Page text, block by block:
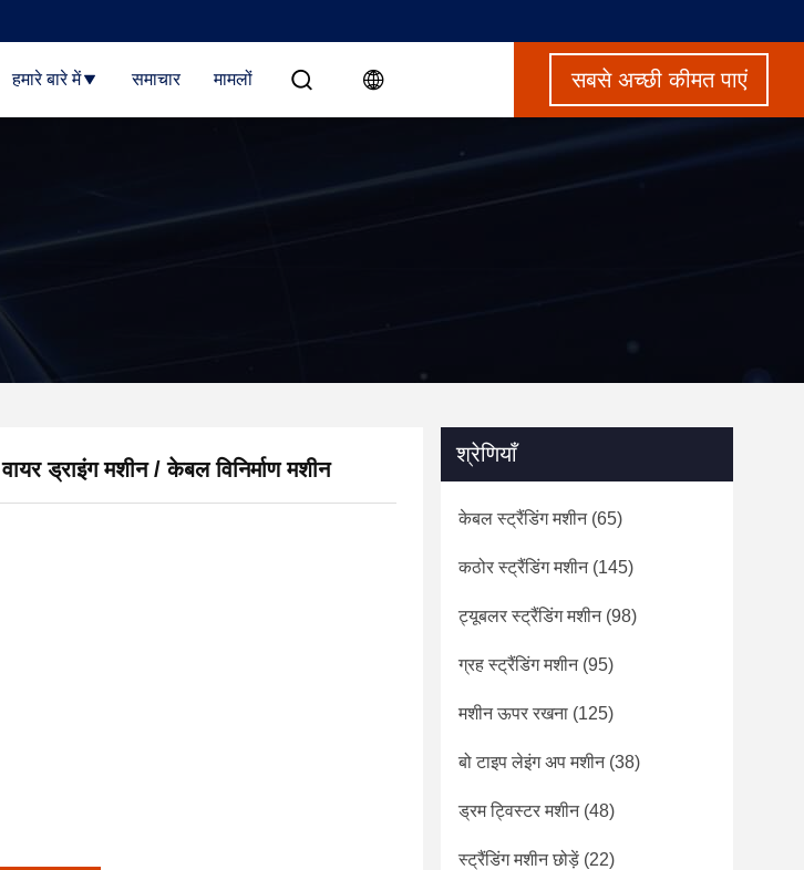
हमारे बारे में समाचार मामलों सबसे अच्छी कीमत पाएं
ड्राइंग मशीन / केबल विनिर्माण मशीन
श्रेणियाँ
केबल स्ट्रैंडिंग मशीन(65)
कठोर स्ट्रैंडिंग मशीन(145)
ट्यूबलर स्ट्रैंडिंग मशीन(98)
ग्रह स्ट्रैंडिंग मशीन(95)
मशीन ऊपर रखना (125)
बो टाइप लेइंग अप मशीन(38)
ड्रम ट्विस्टर मशीन(48)
स्ट्रैंडिंग मशीन छोड़ें (22)